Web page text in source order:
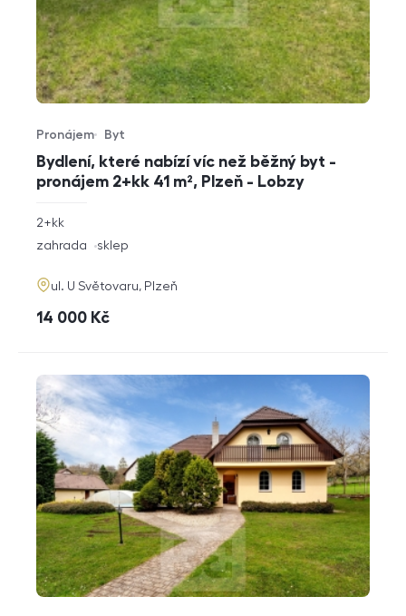
Bydlení, které nabízí víc než běžný byt -
pronájem 2+kk 41 m², Plzeň - Lobzy
Typ nabídky
Pronájem
Typ nemovitosti
Byt
rozměry
2+kk
funkce
zahrada sklep
adresa
ul. U Světovaru, Plzeň
cena
14 000 Kč